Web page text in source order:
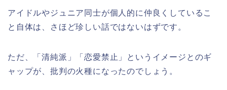
アイドルやジュニア同士が個人的に仲良くしているこ
と自体は、さほど珍しい話ではないはずです。
ただ、「清純派」「恋愛禁止」というイメージとのギ
ャップが、批判の火種になったのでしょう。